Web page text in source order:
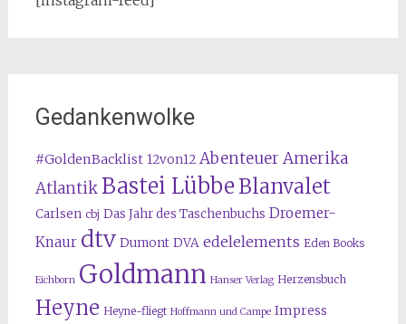
Gedankenwolke
#GoldenBacklist 12von12 Abenteuer Amerika
Atlantik Bastei LübbeBlanvalet
Carlsen cbj Das Jahr des Taschenbuchs Droemer-
Knaur dtv Dumont DVA edelelements Eden Books
Eichborn Goldmann Hanser Verlag Herzensbuch
Heyne Heyne-fliegt Hoffmann und Campe Impress